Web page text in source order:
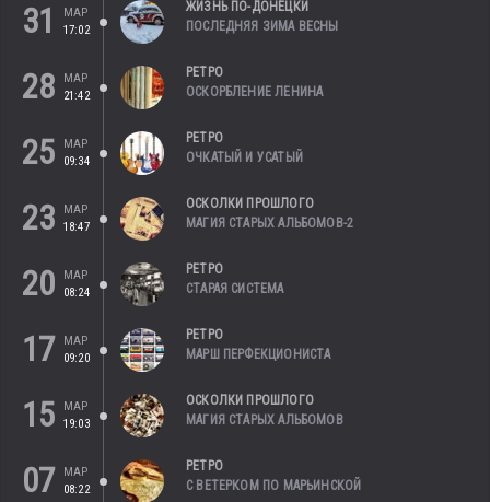
31
МАР
17:02
ЖИЗНЬ ПО-ДОНЕЦКИ
ПОСЛЕДНЯЯ ЗИМА ВЕСНЫ
28
МАР
21:42
РЕТРО
ОСКОРБЛЕНИЕ ЛЕНИНА
25
МАР
09:34
РЕТРО
ОЧКАТЫЙ И УСАТЫЙ
23
МАР
18:47
ОСКОЛКИ ПРОШЛОГО
МАГИЯ СТАРЫХ АЛЬБОМОВ-2
20
МАР
08:24
РЕТРО
СТАРАЯ СИСТЕМА
17
МАР
09:20
РЕТРО
МАРШ ПЕРФЕКЦИОНИСТА
15
МАР
19:03
ОСКОЛКИ ПРОШЛОГО
МАГИЯ СТАРЫХ АЛЬБОМОВ
07
МАР
08:22
РЕТРО
С ВЕТЕРКОМ ПО МАРЬИНСКОЙ